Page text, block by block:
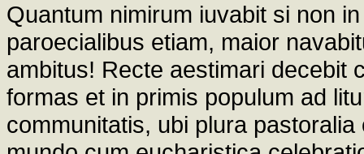
Quantum nimirum iuvabit si non
paroecialibus etiam, maior
ambitus! Recte aestimari decebit
formas et in primis populum ad
communitatis, ubi plura